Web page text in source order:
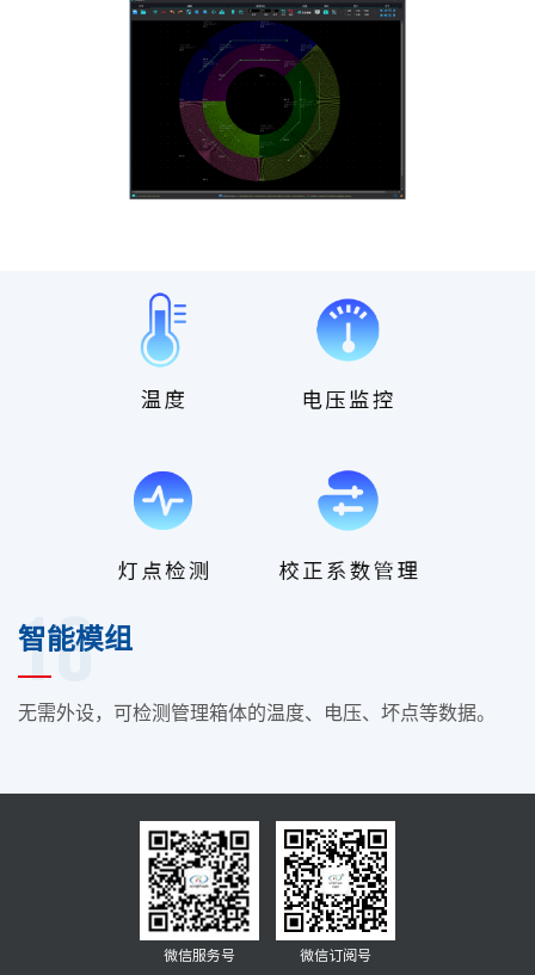
智能模组
18
无需外设，可检测管理箱体的温度、电压、坏点等数据。
微信服务号 微信订阅号